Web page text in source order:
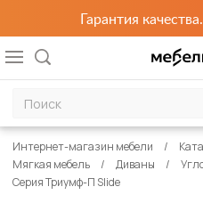
Гарантия
Интернет-магазин мебели
Мягкая мебель
Диваны
Серия Триумф-П Slide